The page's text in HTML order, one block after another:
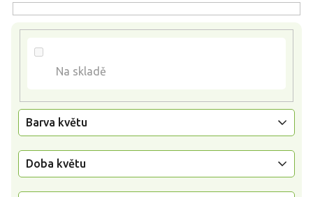
Na skladě
Barva květu
Doba květu
u